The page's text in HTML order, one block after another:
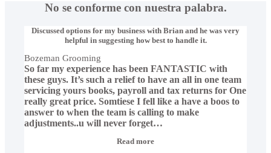
No se conforme con nuestra palabra.
Discussed options for my business with Brian and he was very
helpful in suggesting how best to handle it.
Bozeman Grooming
So far my experience has been FANTASTIC with
these guys. It’s such a relief to have an all in one team
servicing yours books, payroll and tax returns for One
really great price. Somtiese I fell like a have a boos to
answer to when the team is calling to make
adjustments..u will never forget…
Read more“Moe